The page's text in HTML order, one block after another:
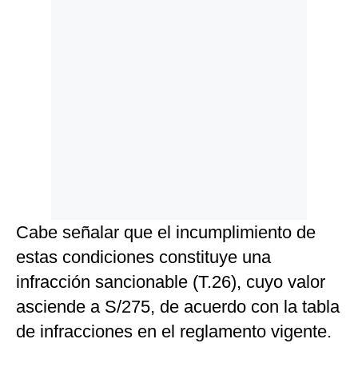
Cabe señalar que el incumplimiento de
estas condiciones constituye una
infracción sancionable (T.26), cuyo valor
asciende a S/275, de acuerdo con la tabla
de infracciones en el reglamento vigente.